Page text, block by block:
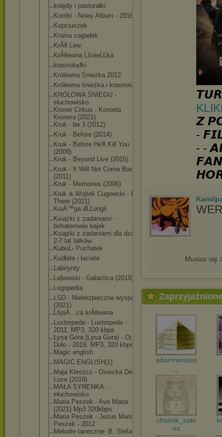
kolędy i pastorałki
Kombi - Nowy Album - 2016
Kopciuszek
Kraina zagadek
KrĂłl Lew
KrĂłlewna ĹšnieĹĽka
krasnoludki
Królewna Śnieżka 2012
Królewna śnieżka i krasnoludki
KRÓLOWA ŚNIEGU -
słuchowisko
Kroner Cirkus - Kometa
Kronera (2021)
Kruk - be 3 (2012)
Kruk - Before (2014)
Kruk - Before He'll Kill You
(2009)
Kruk - Beyond Live (2015)
Kruk - It Will Not Come Back
(2011)
Kruk - Memories (2006)
Kruk & Wojtek Cugowski - Be
There (2021)
KsiÄ™ga dĹĽungli
Książki z zadaniami -
bohaterowie bajek
Książki z zadaniami dla dzieci
2-7 lat latków
KubuĹ› Puchatek
Kudłate i łaciate
Labirynty
Lebowski - Galactica (2019)
Logopedia
LSD - Niebezpieczna wyspa
(2021)
ĹšpiÄ…ca krĂłlewna
Luxtorpeda - Luxtorpeda -
2011, MP3, 320 kbps
Łysa Góra (Lysa Gora) - Oj
Dolo - 2019, MP3, 320 kbps
Magic english
MAGIC ENGLISH(1)
Maja Kleszcz - Osiecka De
Luxe (2019)
MAŁA SYRENKA -
słuchowisko
Maria Peszek - Ave Maria
(2021) Mp3 320kbps
Maria Peszek - Jezus Maria
Peszek - 2012
Melodie taneczne- B. Stefan
𝙕
-
- -
Musisz się
adamramzes
chomik_zakr
os